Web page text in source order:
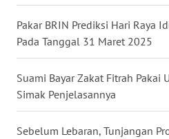
Pakar BRIN Prediksi Hari Raya
Pada Tanggal 31 Maret 2025
Suami Bayar Zakat Fitrah Pakai
Simak Penjelasannya
Sebelum Lebaran, Tunjangan
WN
SUMBAR
WN
SUMSEL
WN